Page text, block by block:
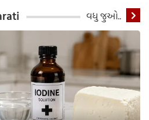
વધુ જુઓ..